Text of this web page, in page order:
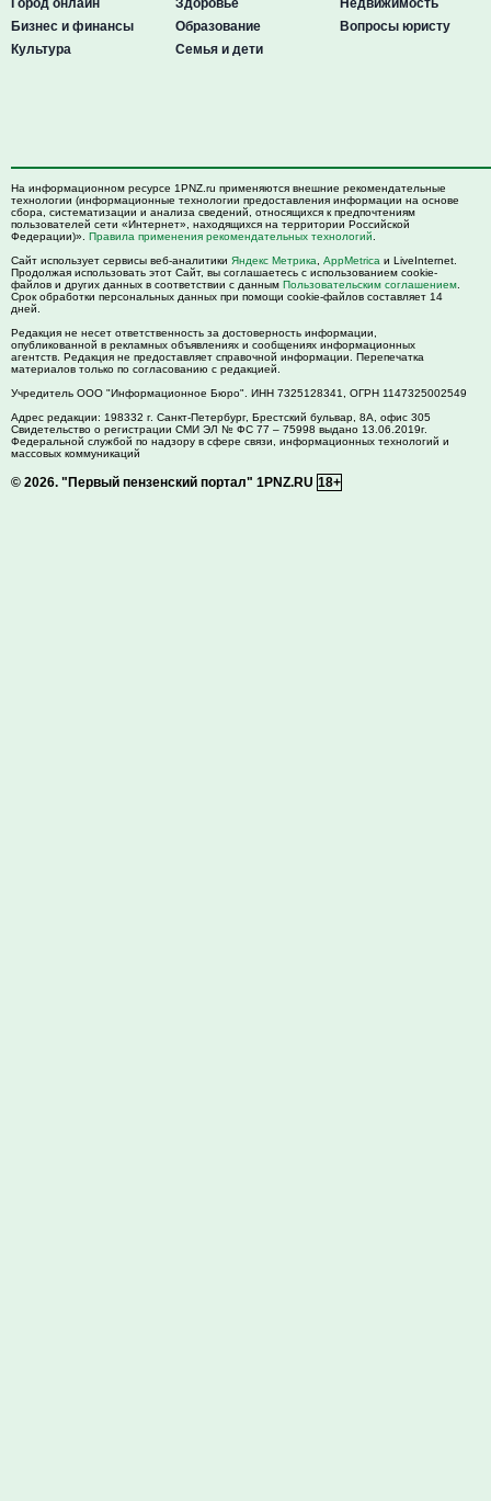
Бизнес и финансы
Культура
Образование
Семья и дети
Вопросы юристу
На информационном ресурсе 1PNZ.ru применяются внешние рекомендательные
технологии (информационные технологии предоставления информации на основе
сбора, систематизации и анализа сведений, относящихся к предпочтениям
пользователей сети «Интернет», находящихся на территории Российской
Федерации)». Правила применения рекомендательных технологий
Сайт использует сервисы веб-аналитики Яндекс Метрика AppMetrica и LiveInternet.
Продолжая использовать этот Сайт, вы соглашаетесь с использованием cookie-
файлов и других данных в соответствии с данным Пользовательским соглашением
Срок обработки персональных данных при помощи cookie-файлов составляет 14
дней.
Редакция не несет ответственность за достоверность информации,
опубликованной в рекламных объявлениях и сообщениях информационных
агентств. Редакция не предоставляет справочной информации. Перепечатка
материалов только по согласованию с редакцией.
Учредитель ООО "Информационное Бюро". ИНН 7325128341, ОГРН 1147325002549
Адрес редакции: 198332 г. Санкт-Петербург, Брестский бульвар, 8А, офис 305
Свидетельство о регистрации СМИ ЭЛ № ФС 77 – 75998 выдано 13.06.2019г.
Федеральной службой по надзору в сфере связи, информационных технологий и
массовых коммуникаций
© 2026. "Первый пензенский портал" 1PNZ.RU 18+